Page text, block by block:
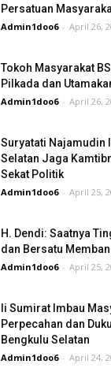
Persatuan
Admin1doo6 - April 26,
Tokoh Masyarakat
Pilkada dan
Admin1doo6 - April 26,
Suryatati Najamudin
Selatan Jaga
Sekat Politik
Admin1doo6 - April 25,
H. Dendi: Saatnya
dan Bersatu
Admin1doo6 - April 25,
Ii Sumirat Imbau
Perpecahan dan
Bengkulu Selatan
Admin1doo6 - April 24,